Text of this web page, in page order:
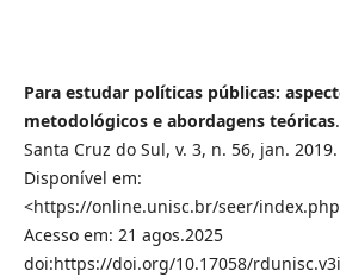
Para estudar políticas públicas:
metodológicos e abordagens teóricas
Santa Cruz do Sul, v. 3, n. 56, jan.
Disponível em:
<https://online.unisc.br/seer/
Acesso em: 21 agos.2025
doi:https://doi.org/10.17058/